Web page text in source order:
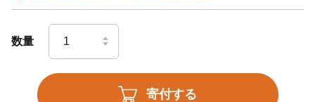
数量
寄付する